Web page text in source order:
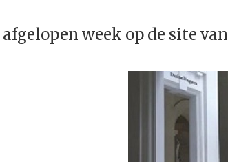
afgelopen week op de site